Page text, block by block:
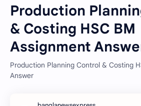
Production
& Costing HSC BM
Assignment
Production Planning Control & Costing
Answer